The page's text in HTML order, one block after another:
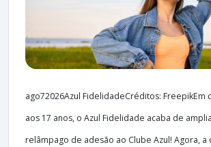
ago72026Azul FidelidadeCréditos: FreepikEm
aos 17 anos, o Azul Fidelidade acaba de
relâmpago de adesão ao Clube Azul! Agora, a